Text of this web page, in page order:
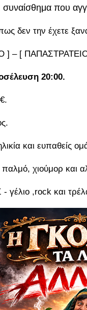
συναίσθημα που
δεν την έχετε
] – [
20:00.
και ευπαθείς
χιούμορ και
,rock και